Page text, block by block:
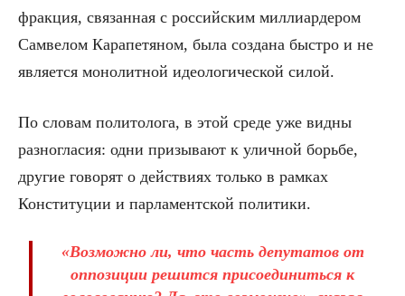
фракция, связанная с российским миллиардером
Самвелом Карапетяном, была создана быстро и не
является монолитной идеологической силой.
По словам политолога, в этой среде уже видны
разногласия: одни призывают к уличной борьбе,
другие говорят о действиях только в рамках
Конституции и парламентской политики.
«Возможно ли, что часть депутатов от
оппозиции решится присоединиться к